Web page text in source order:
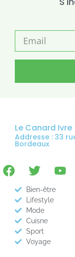
Le Canard Ivre
Addresse : 33
Bordeaux
Bien-être
Lifestyle
Mode
Cuisne
Sport
Voyage